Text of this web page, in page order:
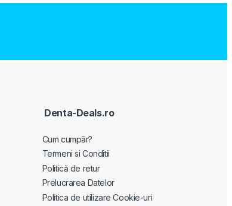
Denta-Deals.ro
Cum cumpăr?
Termeni si Conditii
Politică de retur
Prelucrarea Datelor
Politica de utilizare Cookie-uri